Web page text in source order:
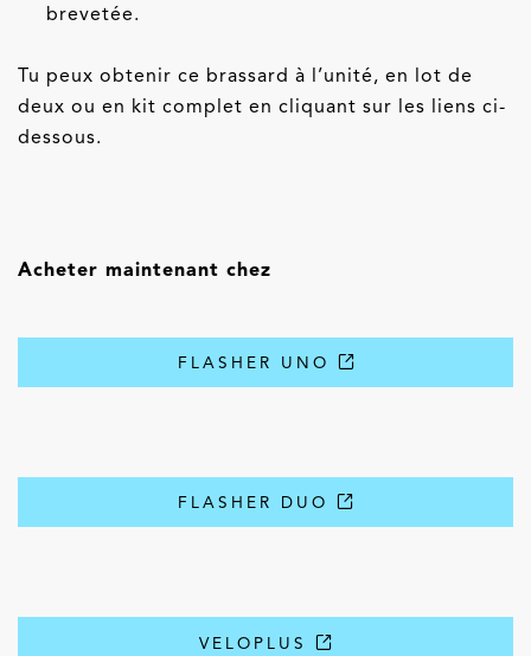
brevetée.
Tu peux obtenir ce brassard à l’unité, en lot de
deux ou en kit complet en cliquant sur les liens ci-
dessous.
Acheter maintenant chez
FLASHER UNO
FLASHER DUO
VELOPLUS